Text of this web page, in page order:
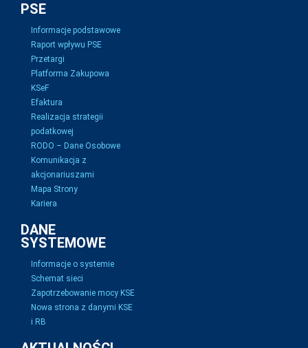
PSE
Informacje podstawowe
Raport wpływu PSE
Przetargi
Platforma Zakupowa
KSeF
Efaktura
Realizacja strategii
podatkowej
RODO – Dane Osobowe
Komunikacja z
akcjonariuszami
Mapa Strony
Kariera
DANE
SYSTEMOWE
Informacje o systemie
Schemat sieci
Zapotrzebowanie mocy KSE
Nowa strona z danymi KSE
i RB